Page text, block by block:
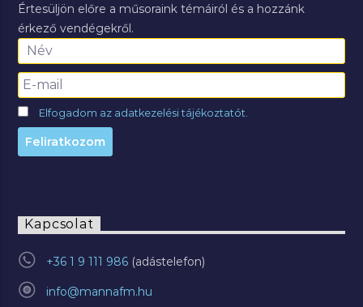
Értesüljön előre a műsoraink témáiról és a hozzánk
érkező vendégekről.
Elfogadom az adatkezelési tájékoztatót.
Kapcsolat
+36 1 9 111 986
info@mannafm.hu